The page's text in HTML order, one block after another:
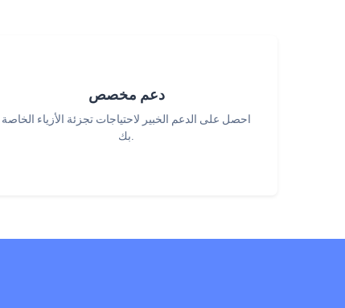
دعم مخصص
احصل على الدعم الخبير لاحتياجات تجزئة الأزياء الخاصة
بك.